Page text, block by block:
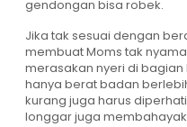
gendongan bisa robek.
Jika tak sesuai dengan
membuat Moms tak
merasakan nyeri di
hanya berat badan
kurang juga harus
longgar juga